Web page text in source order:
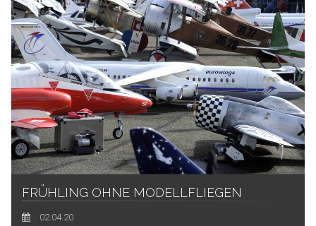
FRÜHLING OHNE MODELLFLIEGEN
02.04.20